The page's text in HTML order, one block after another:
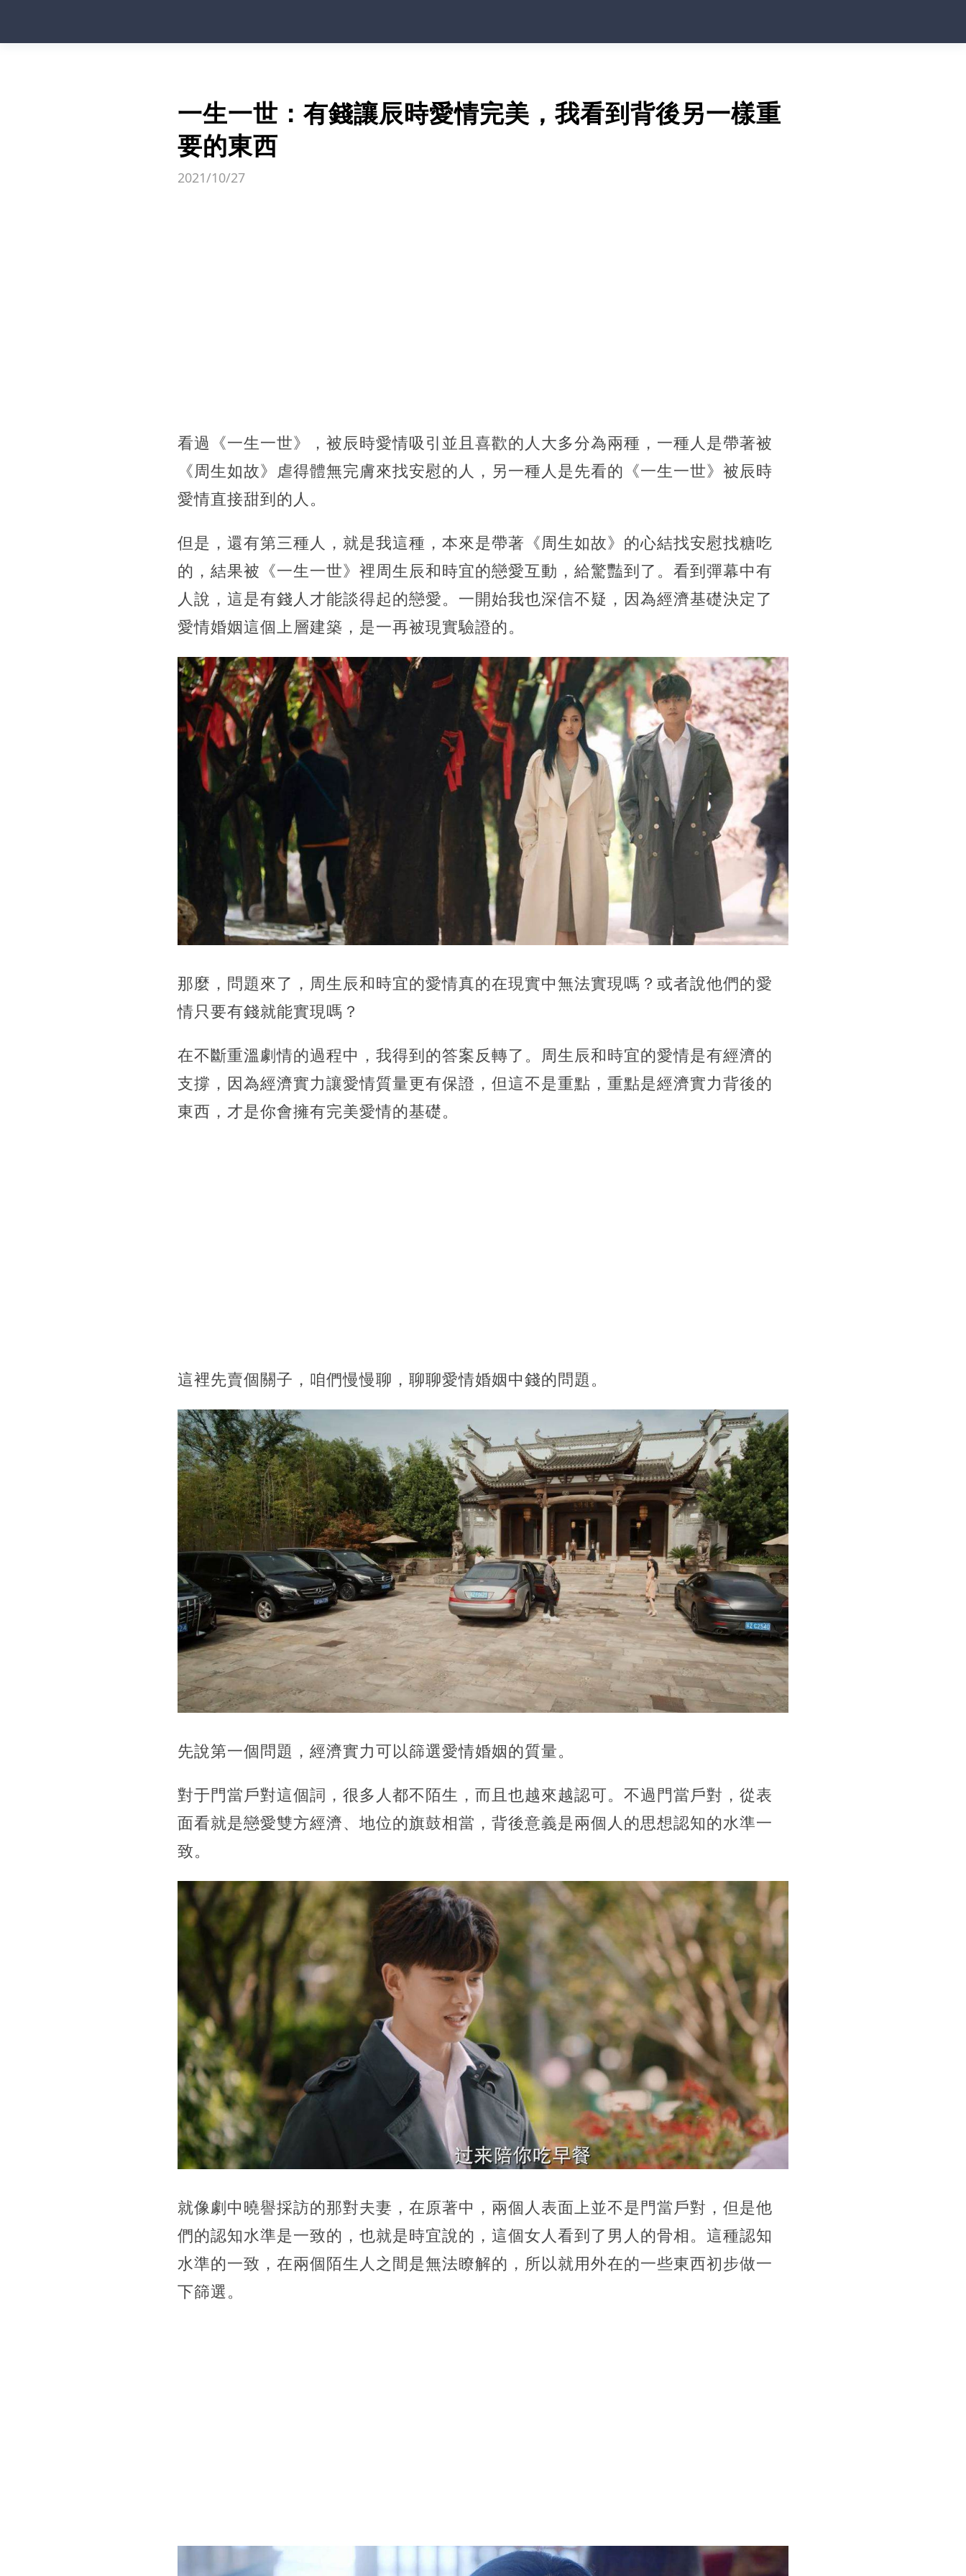
一生一世：有錢讓辰時愛情完美，我看到背後另一樣重
要的東西
2021/10/27
看過《一生一世》，被辰時愛情吸引並且喜歡的人大多分為兩種，一種人是帶著被
《周生如故》虐得體無完膚來找安慰的人，另一種人是先看的《一生一世》被辰時
愛情直接甜到的人。
但是，還有第三種人，就是我這種，本來是帶著《周生如故》的心結找安慰找糖吃
的，結果被《一生一世》裡周生辰和時宜的戀愛互動，給驚豔到了。看到彈幕中有
人說，這是有錢人才能談得起的戀愛。 一開始我也深信不疑，因為經濟基礎決定了
愛情婚姻這個上層建築，是一再被現實驗證的。
那麼，問題來了，周生辰和時宜的愛情真的在現實中無法實現嗎？或者說他們的愛
情只要有錢就能實現嗎？
在不斷重溫劇情的過程中，我得到的答案反轉了。周生辰和時宜的愛情是有經濟的
支撐，因為經濟實力讓愛情質量更有保證，但這不是重點，重點是經濟實力背後的
東西，才是你會擁有完美愛情的基礎。
這裡先賣個關子，咱們慢慢聊，聊聊愛情婚姻中錢的問題。
先說第一個問題，經濟實力可以篩選愛情婚姻的質量。
對于門當戶對這個詞，很多人都不陌生，而且也越來越認可。不過門當戶對，從表
面看就是戀愛雙方經濟、地位的旗鼓相當，背後意義是兩個人的思想認知的水準一
致。
就像劇中曉譽採訪的那對夫妻，在原著中，兩個人表面上並不是門當戶對，但是他
們的認知水準是一致的，也就是時宜說的，這個女人看到了男人的骨相。這種認知
水準的一致，在兩個陌生人之間是無法瞭解的，所以就用外在的一些東西初步做一
下篩選。